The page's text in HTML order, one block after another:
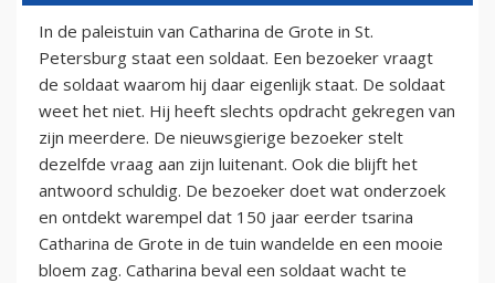
In de paleistuin van Catharina de Grote in St.
Petersburg staat een soldaat. Een bezoeker vraagt
de soldaat waarom hij daar eigenlijk staat. De soldaat
weet het niet. Hij heeft slechts opdracht gekregen van
zijn meerdere. De nieuwsgierige bezoeker stelt
dezelfde vraag aan zijn luitenant. Ook die blijft het
antwoord schuldig. De bezoeker doet wat onderzoek
en ontdekt warempel dat 150 jaar eerder tsarina
Catharina de Grote in de tuin wandelde en een mooie
bloem zag. Catharina beval een soldaat wacht te